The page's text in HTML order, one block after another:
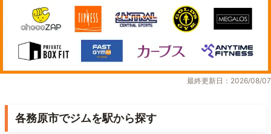
最終更新日：2026/08/07
各務原市でジムを駅から探す